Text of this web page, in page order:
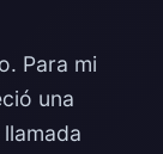
Para mi
una